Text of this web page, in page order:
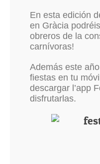
En esta edición
en Gràcia
obreros de la
carnívoras!
Además este
fiestas en tu
descargar l’app
disfrutarlas.